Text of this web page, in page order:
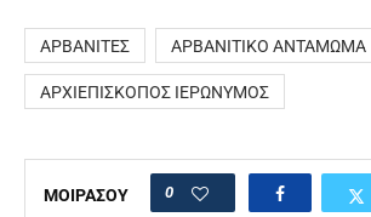
ΑΡΒΑΝΊΤΕΣ ΑΡΒΑΝΊΤΙΚΟ ΑΝΤΆΜΩΜΑ
ΑΡΧΙΕΠΊΣΚΟΠΟΣ ΙΕΡΏΝΥΜΟΣ
ΜΟΙΡΑΣΟΥ 0